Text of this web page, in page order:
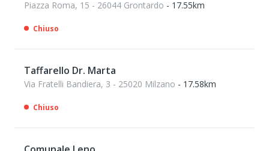
Piazza Roma, 15 - 26044 Grontardo - 17.55km
Chiuso
Taffarello Dr. Marta
Via Fratelli Bandiera, 3 - 25020 Milzano - 17.58km
Chiuso